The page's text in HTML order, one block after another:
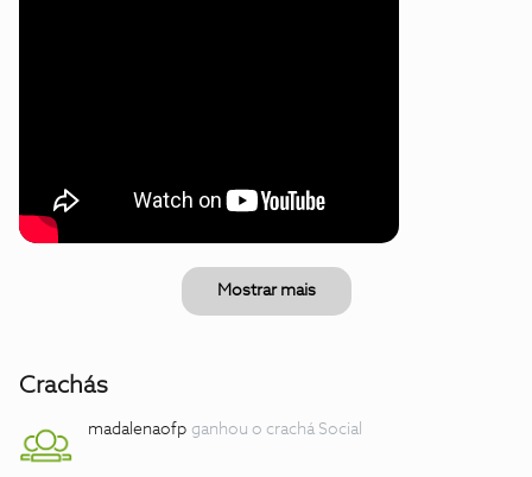
Mostrar mais
Crachás
madalenaofp ganhou o crachá Social